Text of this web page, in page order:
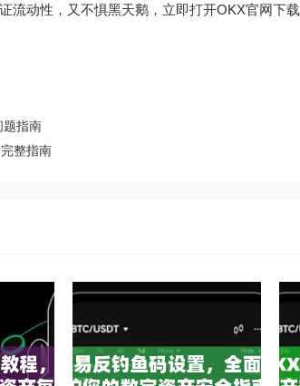
流动性，又不惧黑天鹅，立即打开OKX官网下载
题指南
整指南